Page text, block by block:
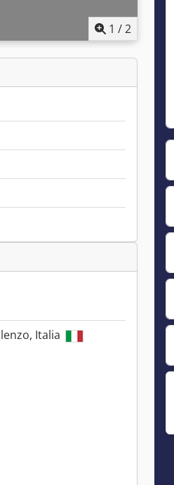
1 /2
Italia